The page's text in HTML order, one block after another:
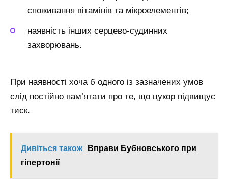
споживання вітамінів та мікроелементів;
наявність інших серцево-судинних
захворювань.
При наявності хоча б одного із зазначених умов
слід постійно пам’ятати про те, що цукор підвищує
тиск.
Дивіться також
Вправи Бубновського при
гіпертонії